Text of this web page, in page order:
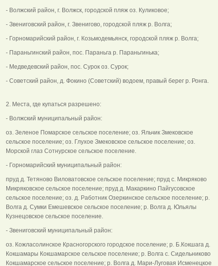
- Волжский район, г. Волжск, городской пляж оз. Куликовое;
- Звениговский район, г. Звенигово, городской пляж р. Волга;
- Горномарийский район, г. Козьмодемьянск, городской пляж р. Волга;
- Параньгинский район, пос. Параньга р. Параньгинька;
- Медведевский район, пос. Сурок оз. Сурок;
- Советский район, д. Фокино (Советский) водоем, правый берег р. Ронга.
2. Места, где купаться разрешено:
- Волжский муниципальный район:
оз. Зеленое Помарское сельское поселение; оз. Яльчик Змековское
сельское поселение; оз. Глухое Змековское сельское поселение; оз.
Морской глаз Сотнурское сельское поселение.
- Горномарийский муниципальный район:
пруд д. Тетяново Виловатовское сельское поселение; пруд с. Микряково
Микряковское сельское поселение; пруд д. Макаркино Пайгусовское
сельское поселение; оз. д. Работник Озеркинское сельское поселение; р.
Волга д. Сумки Емешевское сельское поселение; р. Волга д. Юльялы
Кузнецовское сельское поселение.
- Звениговский муниципальный район:
оз. Кожласолинское Красногорского городское поселение; р. Б.Кокшага д.
Кокшамары Кокшамарское сельское поселение; р. Волга с. Сидельниково
Кокшамарское сельское поселение; р. Волга д. Мари-Луговая Исменецкое